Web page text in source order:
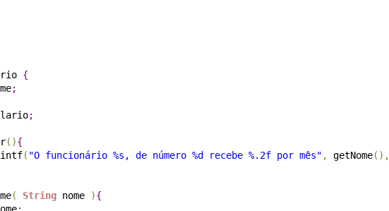
{
;
;
( ){
( "O funcionário %s, de número %d recebe %.2f por mês" , getNome( ) ,
( String nome ){
;